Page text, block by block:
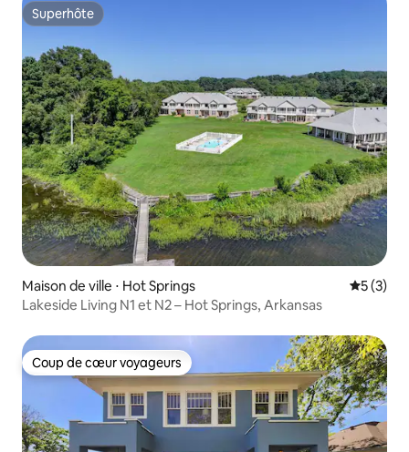
Superhôte
Superhôte
Maison de ville ⋅ Hot Springs
5 (3)
Lakeside Living N1 et N2 – Hot Springs, Arkansas
Coup de cœur voyageurs
Coup de cœur voyageurs